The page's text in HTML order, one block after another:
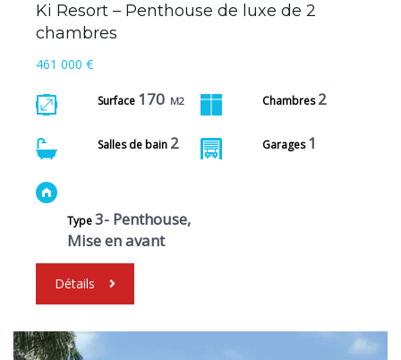
Ki Resort – Penthouse de luxe de 2
chambres
461 000 €
Surface 170 M2 Chambres 2
Salles de bain 2 Garages 1
Type3- Penthouse,
Mise en avant
Détails